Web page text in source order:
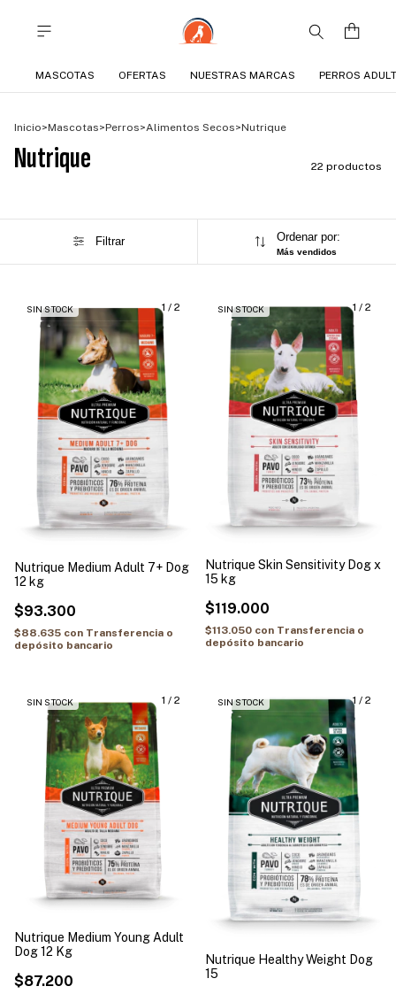
MASCOTAS OFERTAS NUESTRAS MARCAS PERROS
Inicio>Mascotas>Perros>Alimentos Secos>Nutrique
Nutrique 22 productos
Filtrar Ordenar por:
Más vendidos
1 / 2
SIN STOCK
Nutrique Medium Adult 7+ Dog
12 kg
$93.300
$88.635 con Transferencia o
depósito bancario
1 / 2
SIN STOCK
Nutrique Skin Sensitivity Dog x
15 kg
$119.000
$113.050 con Transferencia o
depósito bancario
1 / 2
SIN STOCK
Nutrique Medium Young Adult
Dog 12 Kg
$87.200
1 / 2
SIN STOCK
Nutrique Healthy Weight Dog
15